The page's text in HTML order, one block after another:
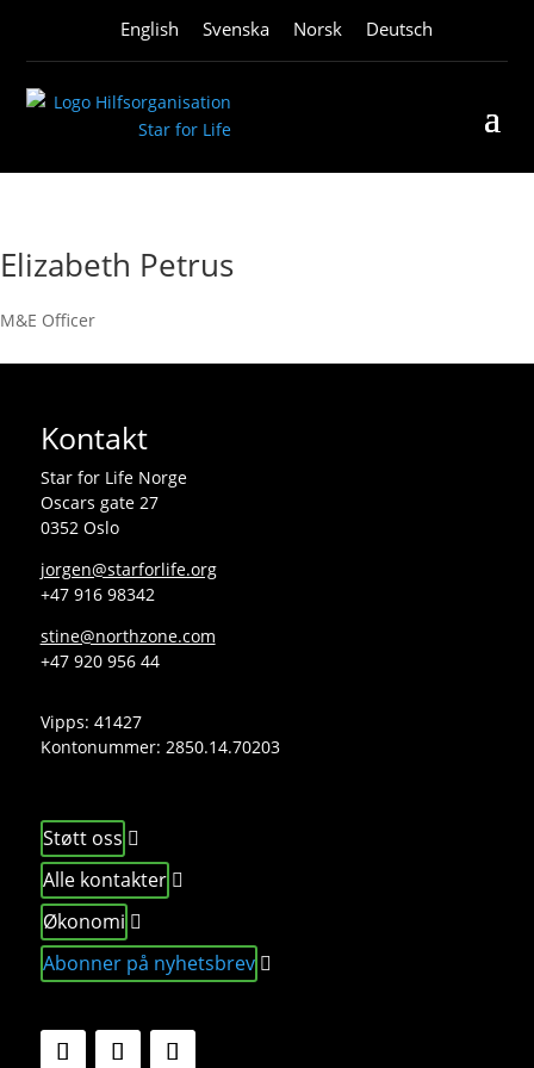
English Svenska Norsk Deutsch
Elizabeth Petrus
M&E Officer
Kontakt
Star for Life Norge
Oscars gate 27
0352 Oslo
jorgen@starforlife.org
+47 916 98342
stine@northzone.com
+47 920 956 44
Vipps: 41427
Kontonummer: 2850.14.70203
Støtt oss
Alle kontakter
Økonomi
Abonner på nyhetsbrev